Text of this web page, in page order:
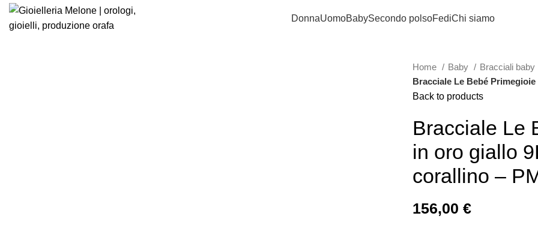
DonnaUomoBabySecondo polsoFediChi siamo
Home Baby
Bracciali baby
Bracciale Le Bebé
Back to products
Bracciale Le
in oro giallo
corallino –
156,00 €